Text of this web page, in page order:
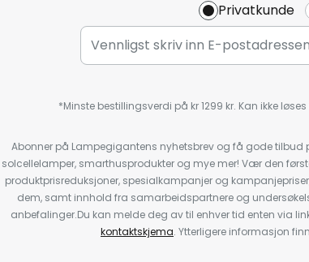
Privatkunde
*Minste bestillingsverdi på kr 1299 kr. Kan ikke
Abonner på Lampegigantens nyhetsbrev og få gode
solcellelamper, smarthusprodukter og mye mer! Vær den
produktprisreduksjoner, spesialkampanjer og
dem, samt innhold fra samarbeidspartnere og
anbefalinger.Du kan melde deg av til enhver tid enten via
kontaktskjema. Ytterligere informasjon